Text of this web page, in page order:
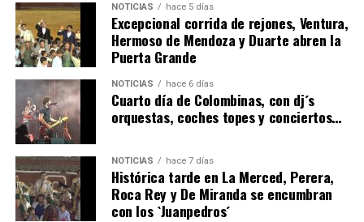
4º DÍA DE LAS FIESTAS COLOMBINAS 2026
hace 6 días Huelvatv
NOTICIAS hace 5 días
Excepcional corrida de rejones, Ventura,
Hermoso de Mendoza y Duarte abren la
Puerta Grande
NOTICIAS hace 6 días
Cuarto día de Colombinas, con dj´s
orquestas, coches topes y conciertos…
NOTICIAS hace 7 días
Histórica tarde en La Merced, Perera,
Roca Rey y De Miranda se encumbran
con los `Juanpedros´